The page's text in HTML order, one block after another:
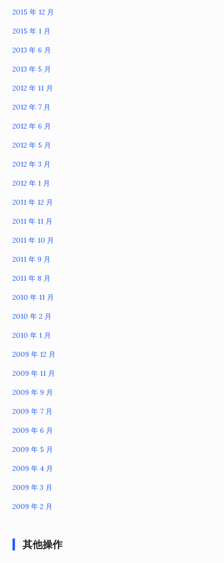
2015 年 12 月
2015 年 1 月
2013 年 6 月
2013 年 5 月
2012 年 11 月
2012 年 7 月
2012 年 6 月
2012 年 5 月
2012 年 3 月
2012 年 1 月
2011 年 12 月
2011 年 11 月
2011 年 10 月
2011 年 9 月
2011 年 8 月
2010 年 11 月
2010 年 2 月
2010 年 1 月
2009 年 12 月
2009 年 11 月
2009 年 9 月
2009 年 7 月
2009 年 6 月
2009 年 5 月
2009 年 4 月
2009 年 3 月
2009 年 2 月
其他操作